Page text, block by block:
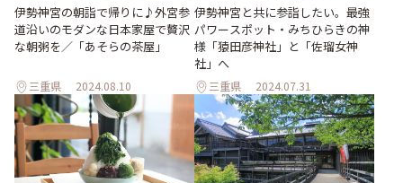
伊勢神宮の朝詣で帰りに♪外宮参
道沿いのモダンな日本家屋で贅沢
な朝粥を／「あそらの茶屋」
三重県 2024.08.10
伊勢神宮と共に参詣したい。最強
パワースポット・みちひらきの神
様「猿田彦神社」と「佐瑠女神
社」へ
三重県 2024.07.31